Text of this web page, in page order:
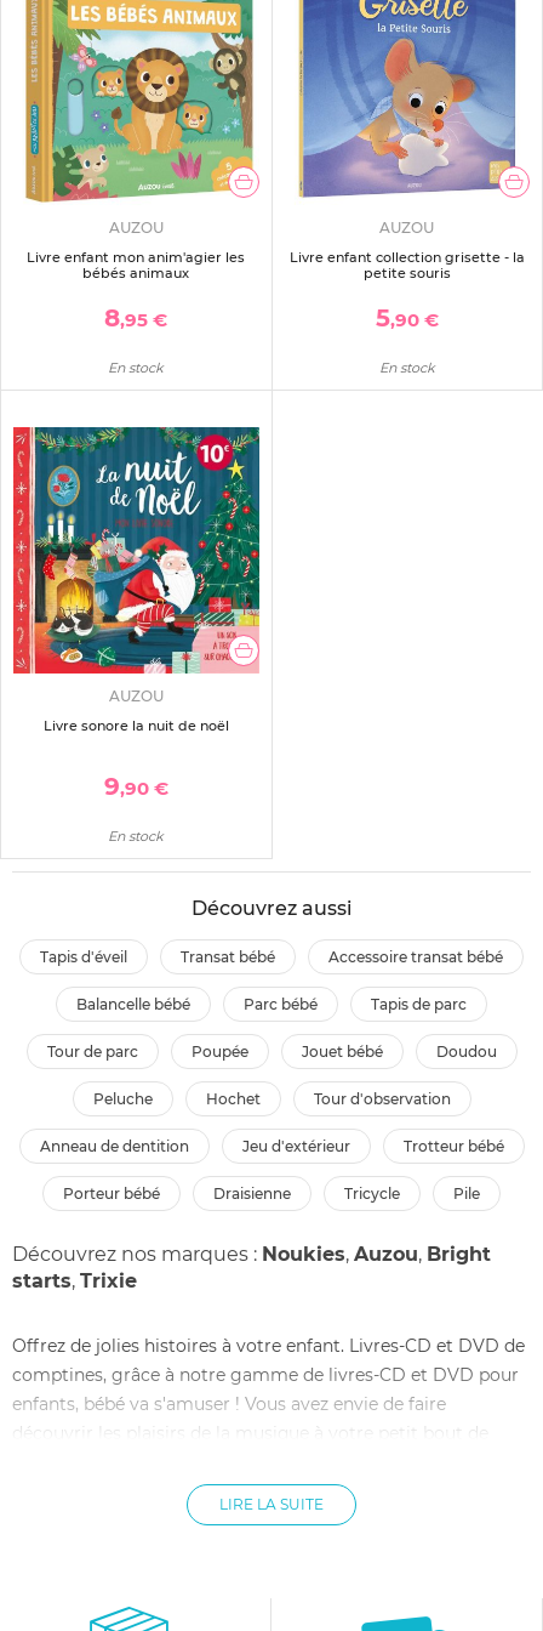
AUZOU
Livre enfant mon anim'agier les
bébés animaux
8,95 €
En stock
AUZOU
Livre enfant collection grisette - la
petite souris
5,90 €
En stock
AUZOU
Livre sonore la nuit de noël
9,90 €
En stock
Découvrez aussi
tapis d'éveil transat bébé accessoire transat bébé
balancelle bébé parc bébé tapis de parc
tour de parc poupée jouet bébé doudou
peluche hochet tour d'observation
anneau de dentition jeu d'extérieur trotteur bébé
porteur bébé draisienne tricycle pile
Découvrez nos marques : Noukies, Auzou, Bright
starts, Trixie
Offrez de jolies histoires à votre enfant. Livres-CD et DVD de
comptines, grâce à notre gamme de livres-CD et DVD pour
enfants, bébé va s'amuser ! Vous avez envie de faire
découvrir les plaisirs de la musique à votre petit bout de
s'endormir ? Ou de stimuler son imagination en lui
montrant des dessins animés amusants et pleins de fantaisie
petits. Grâce à eux, vous allez pouvoir raconter de jolies
LIRE LA SUITE